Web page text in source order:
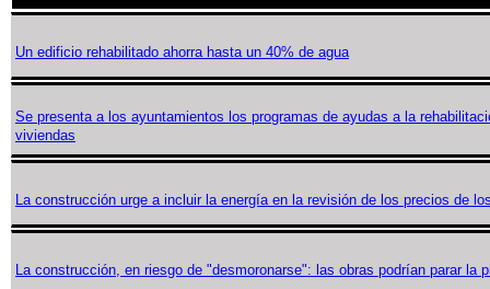
Un edificio rehabilitado ahorra hasta un 40% de agua
Se presenta a los ayuntamientos los programas de ayudas a la
viviendas
La construcción urge a incluir la energía en la revisión de los precios de
La construcción, en riesgo de "desmoronarse": las obras podrían parar la